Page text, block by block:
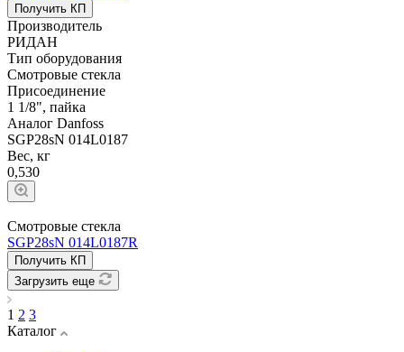
Получить КП
Производитель
РИДАН
Тип оборудования
Смотровые стекла
Присоединение
1 1/8", пайка
Аналог Danfoss
SGP28sN 014L0187
Вес, кг
0,530
Смотровые стекла
SGP28sN 014L0187R
Получить КП
Загрузить еще
1 2 3
Каталог